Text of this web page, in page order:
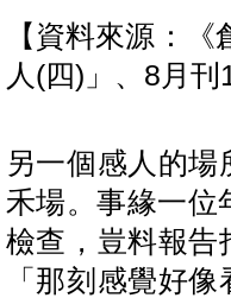
【資料來源：
人(四)」、8月
另一個感人的
禾場。事緣一位
檢查，豈料報告
「那刻感覺好